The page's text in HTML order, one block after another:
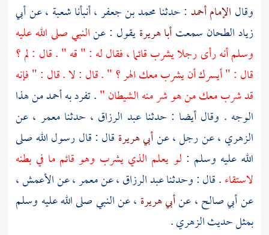
وقال الإمام أحمد : حدثنامحمد بن جعفر، أنبأناشعبة ، عنأبي
زياد الطحان سمعتأبا هريرةيقول : عنالنبي صلى الله عليه
وسلم أنه رأى رجلا يشرب قائما ، فقال له : " قه " . قال : لم ؟
قال : " أيسرك أن يشرب معك الهر ؟ " . قال : لا . قال : " فإنه
قد شرب معك من هو شر منه الشيطان ". تفرد به أحمد من هذا
الوجه . وقال أيضا : حدثناعبد الرزاق ، حدثنامعمر ، عن
الزهري ، عن رجل ، عنأبي هريرة قال : قال رسول الله صلى
الله عليه وسلم : لو يعلم الذي يشرب وهو قائم ما في بطنه
لاستقاء. قال : وحدثناعبد الرزاق، عنمعمر، عنالأعمش،
عن أبي صالح ، عنأبي هريرة ، عن النبي صلى الله عليه وسلم
بمثل حديثالزهري.